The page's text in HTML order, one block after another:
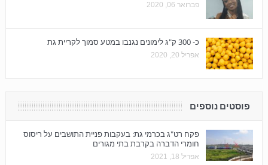
פברואר 06, 2020
כ- 300 ק"ג לימונים נגנבו במטע סמוך לקריית גת
אפריל 20, 2020
פוסטים נוספים
פקח רט"ג בכרמי גת: בעקבות פניית התושבים על ריסוס
חומרי הדברה בקרבת בתי מגורים
אפריל 18, 2021